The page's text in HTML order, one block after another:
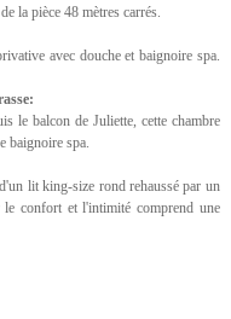
la pièce 48 mètres carrés.
avec douche et baignoire spa.
le balcon de Juliette, cette chambre
baignoire spa.
lit king-size rond rehaussé par un
confort et l'intimité comprend une